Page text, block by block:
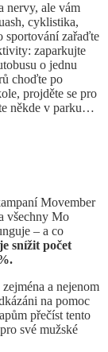
nervy, ale vám
cyklistika,
sportování zařaďte
zaparkujte
o jednu
choďte po
projděte se pro
někde v parku…
Movember
všechny Mo
– a co
snížit počet
a nejenom
na pomoc
přečíst tento
své mužské